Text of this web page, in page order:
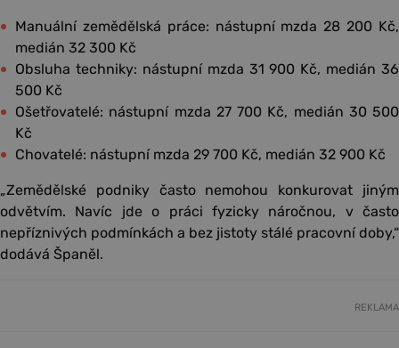
Manuální zemědělská práce: nástupní mzda 28 200 Kč,
medián 32 300 Kč
Obsluha techniky: nástupní mzda 31 900 Kč, medián 36
500 Kč
Ošetřovatelé: nástupní mzda 27 700 Kč, medián 30 500
Kč
Chovatelé: nástupní mzda 29 700 Kč, medián 32 900 Kč
„Zemědělské podniky často nemohou konkurovat jiným
odvětvím. Navíc jde o práci fyzicky náročnou, v často
nepříznivých podmínkách a bez jistoty stálé pracovní doby,“
dodává Španěl.
REKLAMA